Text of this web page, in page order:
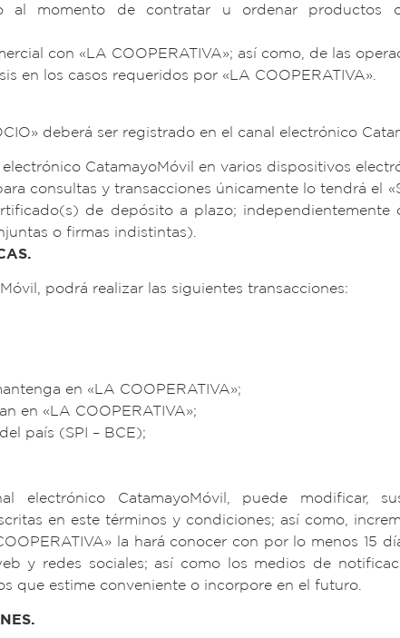
al momento de contratar u ordenar productos
con «LA COOPERATIVA»; así como, de las
en los casos requeridos por «LA COOPERATIVA».
deberá ser registrado en el canal electrónico
CatamayoMóvil en varios dispositivos
consultas y transacciones únicamente lo tendrá el
de depósito a plazo;
o firmas indistintas).
podrá realizar las siguientes transacciones:
en «LA COOPERATIVA»;
en «LA COOPERATIVA»;
país (SPI – BCE);
electrónico CatamayoMóvil, puede modificar,
en este términos y condiciones; así como,
la hará conocer con por lo menos 15
y redes sociales; así como los medios de
que estime conveniente o incorpore en el futuro.